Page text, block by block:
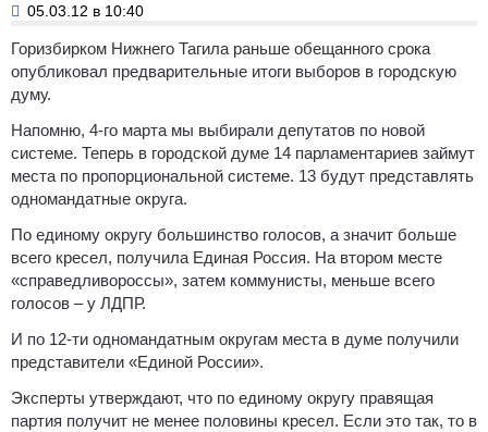
05.03.12 в 10:40
Горизбирком Нижнего Тагила раньше обещанного срока
опубликовал предварительные итоги выборов в городскую
думу.
Напомню, 4-го марта мы выбирали депутатов по новой
системе. Теперь в городской думе 14 парламентариев займут
места по пропорциональной системе. 13 будут представлять
одномандатные округа.
По единому округу большинство голосов, а значит больше
всего кресел, получила Единая Россия. На втором месте
«справедливороссы», затем коммунисты, меньше всего
голосов – у ЛДПР.
И по 12-ти одномандатным округам места в думе получили
представители «Единой России».
Эксперты утверждают, что по единому округу правящая
партия получит не менее половины кресел. Если это так, то в